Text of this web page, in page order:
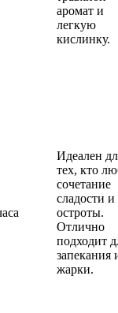
аромат и
легкую
кислинку.
Идеален
тех, кто
сочетание
сладости и
остроты.
Отлично
подходит
запекания
жарки.